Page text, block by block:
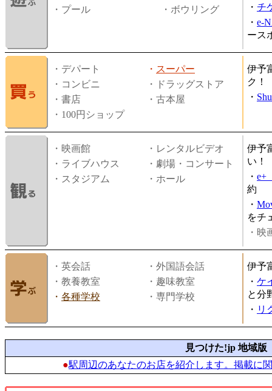
・プール
・ボウリング
・ チ
・ e-
ース
・デパート ・ スーパー
・コンビニ
・ドラッグストア
・書店
・古本屋
・100円ショップ
伊予
ク！
・
・映画館
・レンタルビデオ
・ライブハウス
・劇場・コンサート
・スタジアム
・ホール
伊予
い！
・ e+
約
・
をチ
・映
・英会話
・外国語会話
・教養教室
・趣味教室
・ 各種学校 ・専門学校
伊予
・ ケ
と分
・ リ
見つけた!jp 地域版
●駅周辺のあなたのお店を紹介します。掲載に